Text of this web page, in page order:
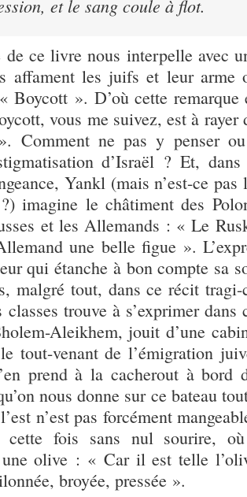
et le sang coule à flot.
de ce livre nous interpelle avec
affament les juifs et leur arme
Boycott ». D’où cette remarque
vous me suivez, est à rayer
Comment ne pas y penser
d’Israël ? Et,
Yankl (mais n’est-ce
imagine le châtiment des
et les Allemands : « Le
une belle figue ».
qui étanche à bon compte sa
malgré tout, dans ce récit
trouve à s’exprimer dans
Aleikhem, jouit d’une
tout-venant de l’émigration
prend à la cacherout à bord
nous donne sur ce bateau
n’est pas forcément
cette fois sans nul sourire,
olive : « Car il est telle
broyée, pressée ».